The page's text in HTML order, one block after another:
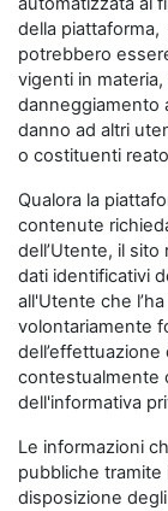
della
potrebbero
vigenti in
danneggiamento
danno ad altri
o costituenti
Qualora la
contenute
dell’Utente, il
dati identificativi
all'Utente che
volontariamente
dell’effettuazione
contestualmente
dell'informativa
Le informazioni
pubbliche tramite
disposizione